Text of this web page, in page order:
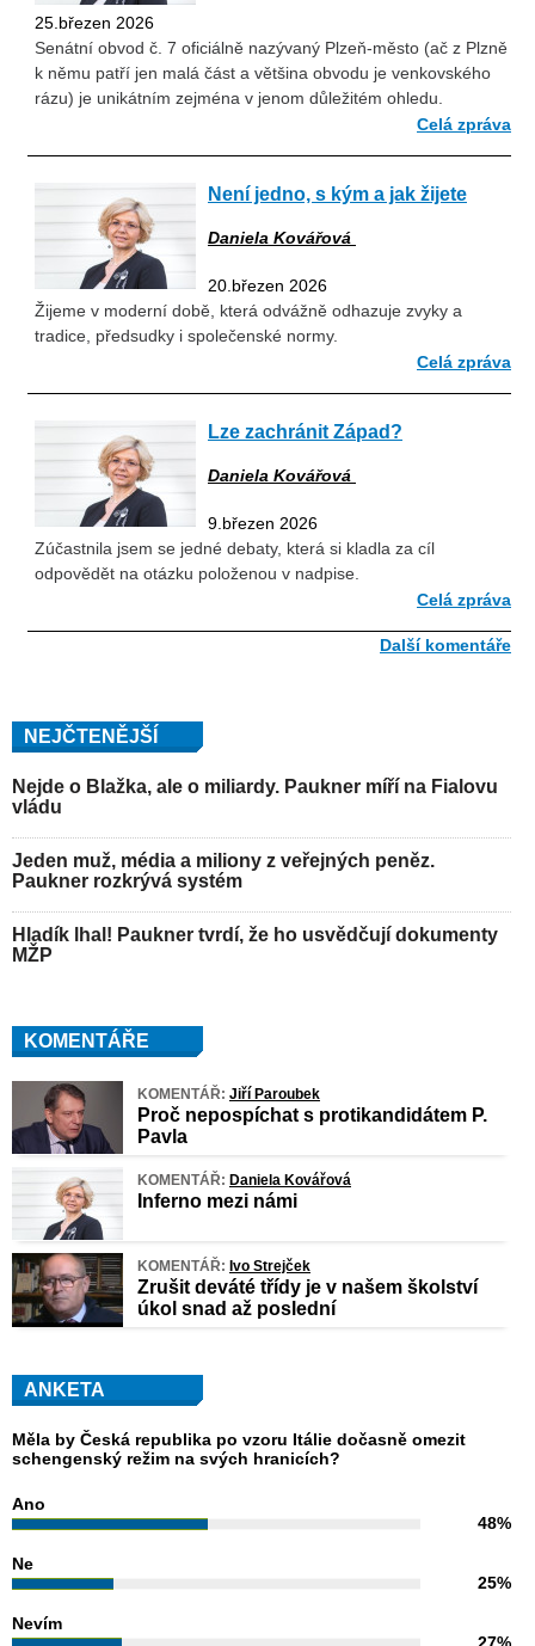
25.březen 2026
Senátní obvod č. 7 oficiálně nazývaný Plzeň-město (ač z Plzně
k němu patří jen malá část a většina obvodu je venkovského
rázu) je unikátním zejména v jenom důležitém ohledu.
Celá zpráva
Není jedno, s kým a jak žijete
Daniela Kovářová
20.březen 2026
Žijeme v moderní době, která odvážně odhazuje zvyky a
tradice, předsudky i společenské normy.
Celá zpráva
Lze zachránit Západ?
Daniela Kovářová
9.březen 2026
Zúčastnila jsem se jedné debaty, která si kladla za cíl
odpovědět na otázku položenou v nadpise.
Celá zpráva
Další komentáře
NEJČTENĚJŠÍ
Nejde o Blažka, ale o miliardy. Paukner míří na Fialovu
vládu
Jeden muž, média a miliony z veřejných peněz.
Paukner rozkrývá systém
Hladík lhal! Paukner tvrdí, že ho usvědčují dokumenty
MŽP
KOMENTÁŘE
KOMENTÁŘ: Jiří Paroubek
Proč nepospíchat s protikandidátem P.
Pavla
KOMENTÁŘ: Daniela Kovářová
Inferno mezi námi
KOMENTÁŘ: Ivo Strejček
Zrušit deváté třídy je v našem školství
úkol snad až poslední
ANKETA
Měla by Česká republika po vzoru Itálie dočasně omezit
schengenský režim na svých hranicích?
Ano
48%
Ne
25%
Nevím
27%